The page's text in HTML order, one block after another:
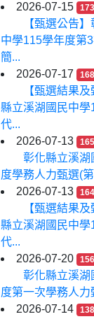
2026-07-15
173
【甄選公告
中學115學年度第
簡...
2026-07-17
168
【甄選結果
縣立溪湖國民中學
代...
2026-07-13
165
彰化縣立溪湖
度學務人力甄選(
2026-07-13
164
【甄選結果
縣立溪湖國民中學
代...
2026-07-20
156
彰化縣立溪湖
度第一次學務人
2026-07-14
138